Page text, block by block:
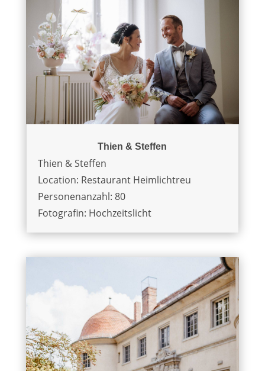
Thien & Steffen
Thien & Steffen
Location: Restaurant Heimlichtreu
Personenanzahl: 80
Fotografin: Hochzeitslicht